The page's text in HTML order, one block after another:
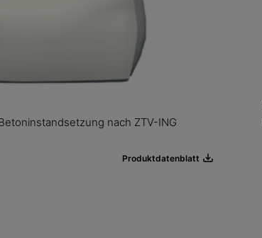
nach ZTV-ING
Produktdatenblatt